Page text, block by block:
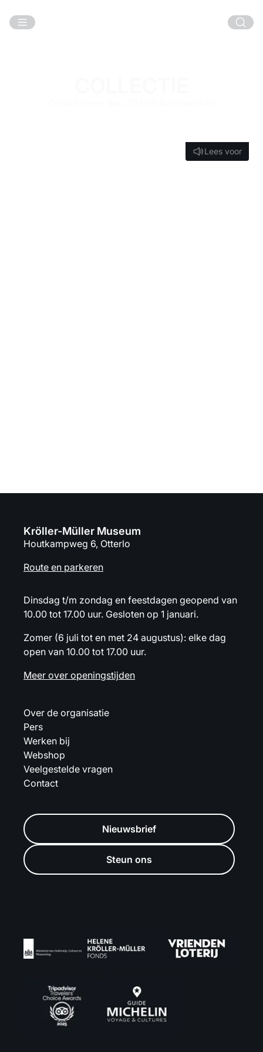
Lees voor
Lees voor
Kröller-Müller Museum
Houtkampweg 6, Otterlo
Route en parkeren
Dinsdag t/m zondag en feestdagen geopend van
10.00 tot 17.00 uur. Gesloten op 1 januari.
Zomer (6 juli tot en met 24 augustus): elke dag
open van 10.00 tot 17.00 uur.
Meer over openingstijden
Over de organisatie
Pers
Werken bij
Webshop
Veelgestelde vragen
Contact
Nieuwsbrief
Steun ons